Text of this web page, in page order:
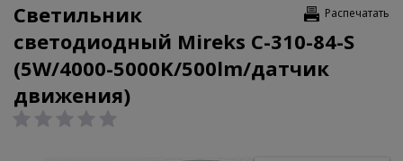
Распечатать
Светильник
светодиодный Mireks С-310-84-S
(5W/4000-5000K/500lm/датчик
движения)